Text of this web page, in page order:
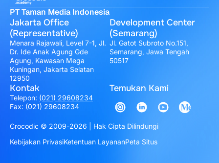
PT Taman Media Indonesia
Jakarta Office
(Representative)
Menara Rajawali, Level 7-1, Jl.
Dr. Ide Anak Agung Gde
Agung, Kawasan Mega
Kuningan, Jakarta Selatan
12950
Development Center
(Semarang)
Jl. Gatot Subroto No.151,
Semarang, Jawa Tengah
50517
Kontak
Telepon: (021) 29608234
Fax: (021) 29608234
Temukan Kami
Crocodic © 2009-2026 | Hak Cipta Dilindungi
Kebijakan PrivasiKetentuan LayananPeta Situs